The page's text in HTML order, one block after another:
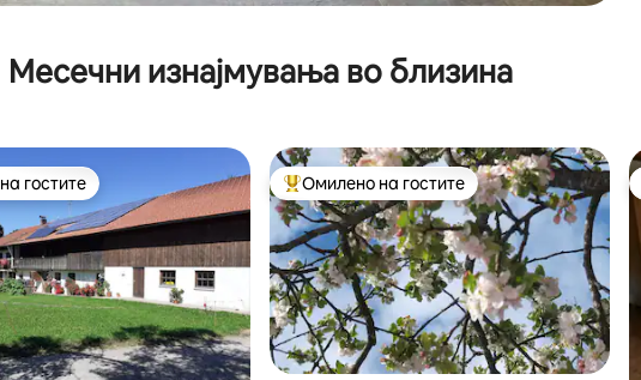
Месечни изнајмувања во близина
гостите
гостите Меѓу најуспешните „Омилени на гостите“
Омилено на гостите